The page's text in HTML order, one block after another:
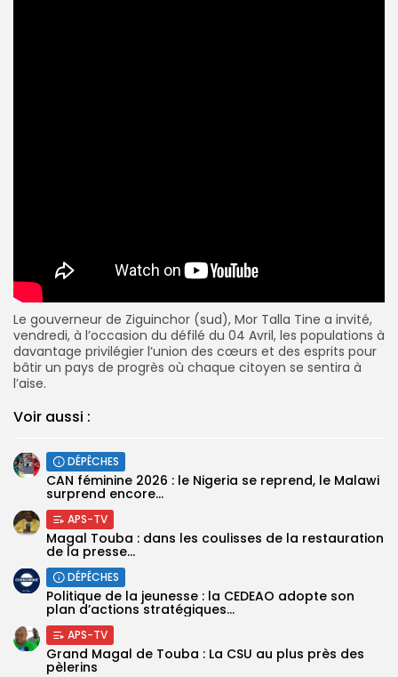
Le gouverneur de Ziguinchor (sud), Mor Talla Tine a invité,
vendredi, à l’occasion du défilé du 04 Avril, les populations à
davantage privilégier l’union des cœurs et des esprits pour
bâtir un pays de progrès où chaque citoyen se sentira à
l’aise.
Voir aussi :
DÉPÊCHES
‎CAN féminine 2026 : le Nigeria se reprend, le Malawi
surprend encore...
APS-TV
Magal Touba : dans les coulisses de la restauration
de la presse...
DÉPÊCHES
Politique de la jeunesse : la CEDEAO adopte son
plan d’actions stratégiques...
APS-TV
Grand Magal de Touba : La CSU au plus près des
pèlerins